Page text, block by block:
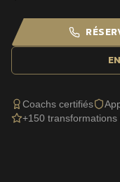
Coachs certifiés
+150 transformations